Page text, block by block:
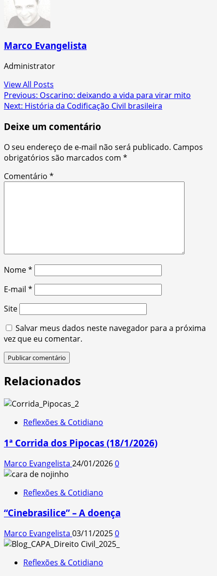
Marco Evangelista
Administrator
View All Posts
Post
navigation
Previous: Oscarino: deixando a vida para virar mito
Next: História da Codificação Civil brasileira
Deixe um comentário
O seu endereço de e-mail não será publicado. Campos
obrigatórios são marcados com *
Comentário *
Nome*
E-mail *
Site
Salvar meus dados neste navegador para a próxima
vez que eu comentar.
Relacionados
Reflexões & Cotidiano
1ª Corrida dos Pipocas (18/1/2026)
Marco Evangelista 24/01/20260
Reflexões & Cotidiano
“Cinebrasilice” – A doença
Marco Evangelista 03/11/20250
Reflexões & Cotidiano